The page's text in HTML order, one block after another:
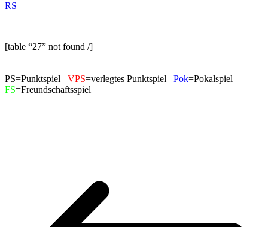
RS
[table “27” not found /]
PS=Punktspiel VPS=verlegtes Punktspiel Pok=Pokalspiel
FS=Freundschaftsspiel